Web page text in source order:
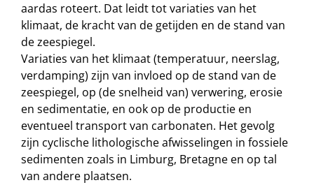
aardas roteert. Dat leidt tot variaties van het
klimaat, de kracht van de getijden en de stand van
de zeespiegel.
Variaties van het klimaat (temperatuur, neerslag,
verdamping) zijn van invloed op de stand van de
zeespiegel, op (de snelheid van) verwering, erosie
en sedimentatie, en ook op de productie en
eventueel transport van carbonaten. Het gevolg
zijn cyclische lithologische afwisselingen in fossiele
sedimenten zoals in Limburg, Bretagne en op tal
van andere plaatsen.